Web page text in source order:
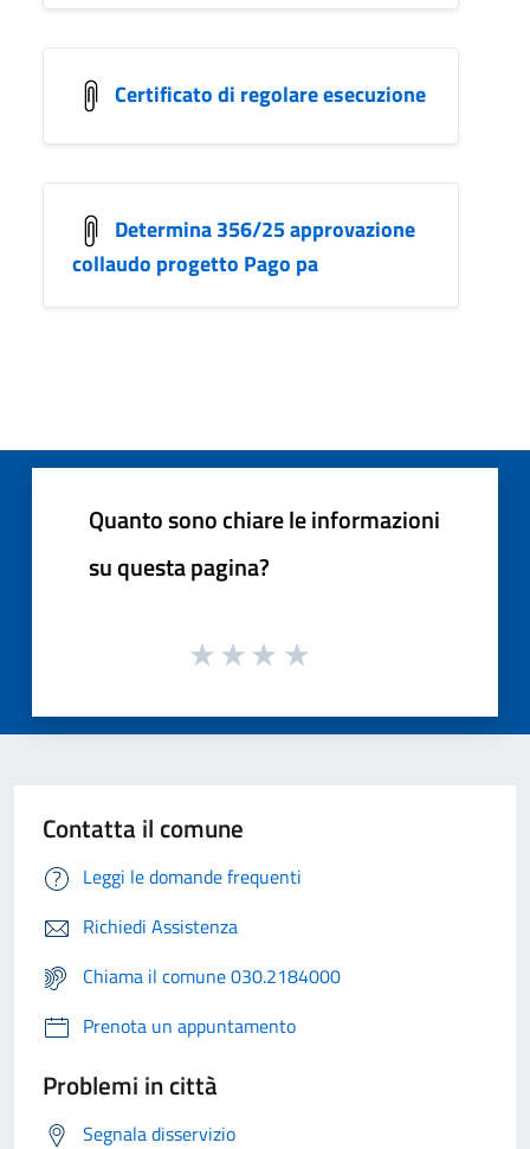
Certificato di regolare esecuzione
Determina 356/25 approvazione
collaudo progetto Pago pa
Quanto sono chiare le informazioni
su questa pagina?
Contatta il comune
Leggi le domande frequenti
Richiedi Assistenza
Chiama il comune 030.2184000
Prenota un appuntamento
Problemi in città
Segnala disservizio